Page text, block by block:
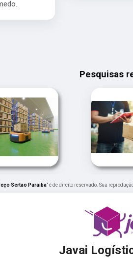
Pesquisas
Sertao Paraiba" é de direito reservado. Sua
Javai